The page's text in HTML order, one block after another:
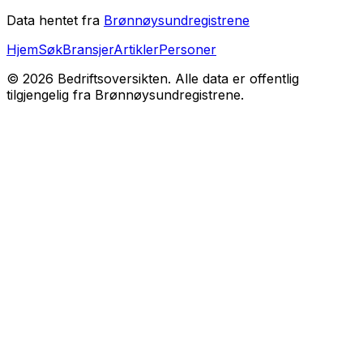
Data hentet fra Brønnøysundregistrene
HjemSøkBransjerArtiklerPersoner
© 2026 Bedriftsoversikten. Alle data er offentlig
tilgjengelig fra Brønnøysundregistrene.